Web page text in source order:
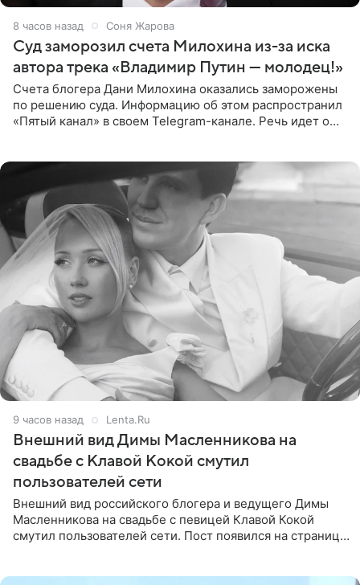
8 часов назад Соня Жарова
Суд заморозил счета Милохина из-за иска
автора трека «Владимир Путин — молодец!»
Счета блогера Дани Милохина оказались заморожены
по решению суда. Информацию об этом распространил
«Пятый канал» в своем Telegram-канале. Речь идет о
9 часов назад Lenta.Ru
Внешний вид Димы Масленникова на
свадьбе с Клавой Кокой смутил
пользователей сети
Внешний вид российского блогера и ведущего Димы
Масленникова на свадьбе с певицей Клавой Кокой
смутил пользователей сети. Пост появился на странице